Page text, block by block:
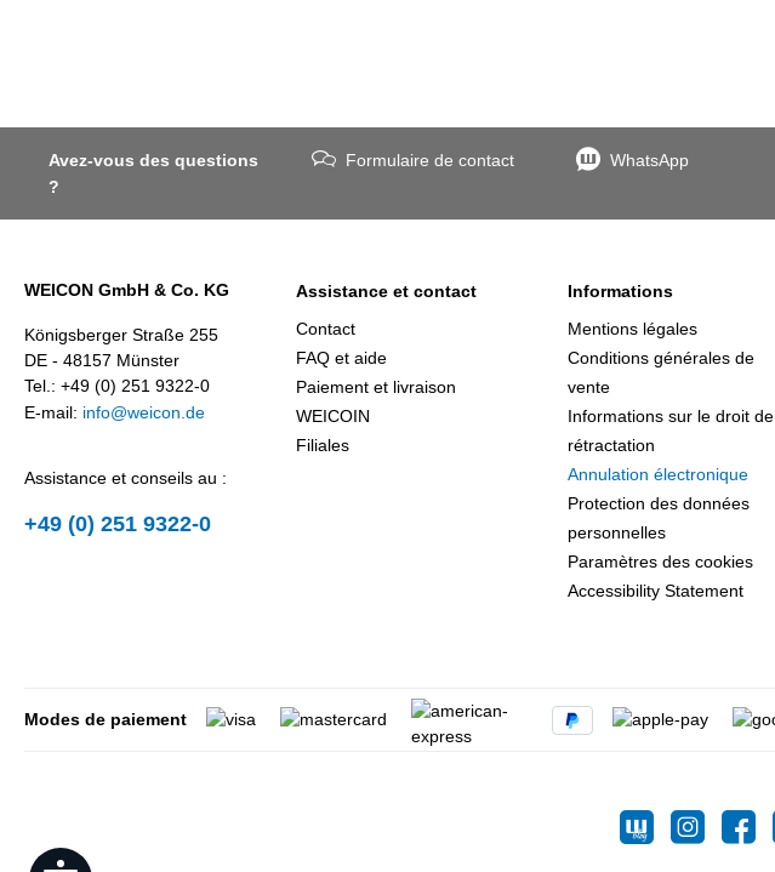
Avez-vous des questions
?
Formulaire de contact WhatsApp
WEICON GmbH & Co. KG
Königsberger Straße 255
DE - 48157 Münster
Tel.: +49 (0) 251 9322-0
E-mail: info@weicon.de
Assistance et conseils au :
+49 (0) 251 9322-0
Assistance et contact
Contact
FAQ et aide
Paiement et livraison
WEICOIN
Filiales
Informations
Mentions légales
Conditions générales de
vente
Informations sur le droit de
rétractation
Annulation électronique
Protection des données
personnelles
Paramètres des cookies
Accessibility Statement
Modes de paiement